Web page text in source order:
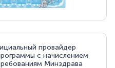
провайдер
с начислением
Минздрава